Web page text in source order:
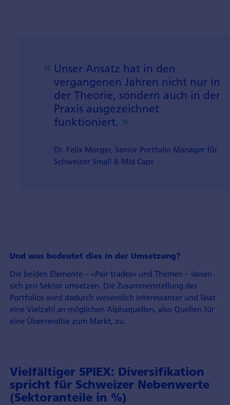
Unser Ansatz hat in den
vergangenen Jahren nicht nur in
der Theorie, sondern auch in der
Praxis ausgezeichnet
funktioniert.
Dr. Felix Morger, Senior Portfolio Manager für
Schweizer Small & Mid Caps
Und was bedeutet dies in der Umsetzung?
Die beiden Elemente – «Pair trades» und Themen – lassen
sich pro Sektor umsetzen. Die Zusammenstellung des
Portfolios wird dadurch wesentlich interessanter und lässt
eine Vielzahl an möglichen Alphaquellen, also Quellen für
eine Überrendite zum Markt, zu.
Vielfältiger SPIEX: Diversifikation
spricht für Schweizer Nebenwerte
(Sektoranteile in %)